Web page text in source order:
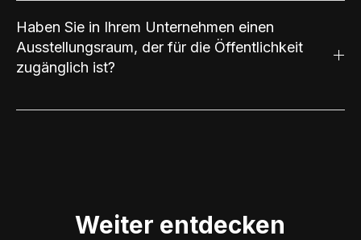
Haben Sie in Ihrem Unternehmen einen
Ausstellungsraum, der für die Öffentlichkeit
zugänglich ist?
Weiter entdecken